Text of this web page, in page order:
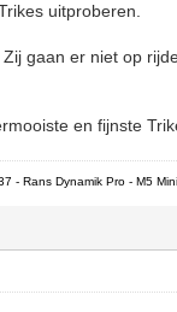
uitproberen.
gaan er niet op
en fijnste
- Rans Dynamik Pro - M5